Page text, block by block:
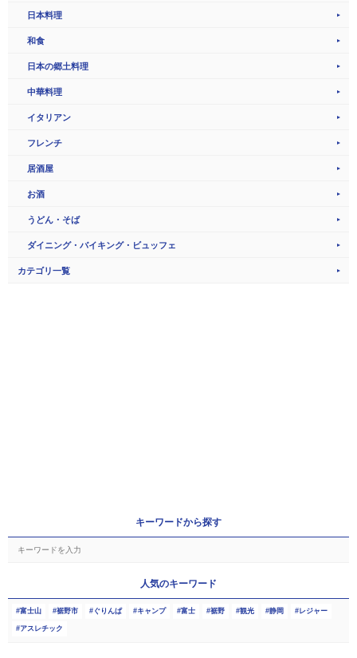
日本料理
和食
日本の郷土料理
中華料理
イタリアン
フレンチ
居酒屋
お酒
うどん・そば
ダイニング・バイキング・ビュッフェ
カテゴリ一覧
キーワードから探す
人気のキーワード
富士山 裾野市 ぐりんぱ キャンプ 富士 裾野 観光 静岡 レジャー
アスレチック